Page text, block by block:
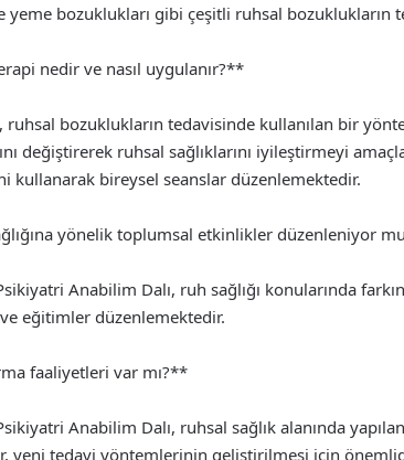
yeme bozuklukları gibi çeşitli ruhsal bozuklukların
nedir ve nasıl uygulanır?**
ruhsal bozuklukların tedavisinde kullanılan bir
değiştirerek ruhsal sağlıklarını iyileştirmeyi
kullanarak bireysel seanslar düzenlemektedir.
yönelik toplumsal etkinlikler düzenleniyor
Anabilim Dalı, ruh sağlığı konularında
eğitimler düzenlemektedir.
faaliyetleri var mı?**
Anabilim Dalı, ruhsal sağlık alanında
yeni tedavi yöntemlerinin geliştirilmesi için